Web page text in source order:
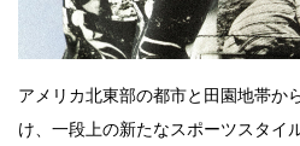
アメリカ北東部の都市と田園地帯か
け、一段上の新たなスポーツスタイ